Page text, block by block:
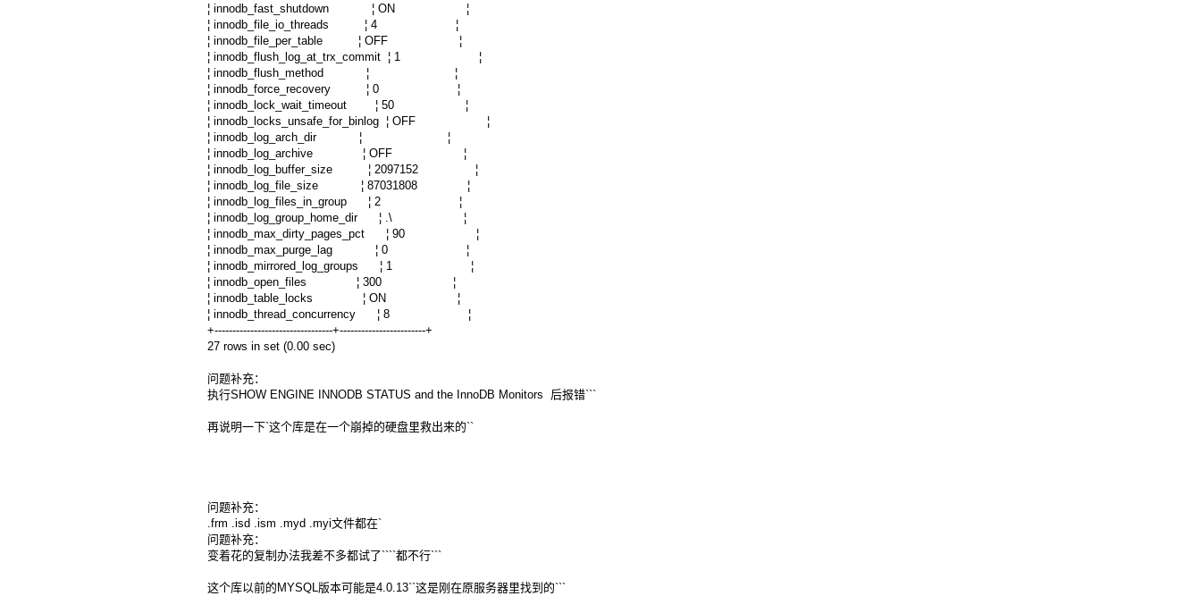
¦ innodb_fast_shutdown ¦ ON ¦
¦ innodb_file_io_threads ¦ 4 ¦
¦ innodb_file_per_table ¦ OFF ¦
¦ innodb_flush_log_at_trx_commit ¦ 1 ¦
¦ innodb_flush_method ¦ ¦
¦ innodb_force_recovery ¦ 0 ¦
¦ innodb_lock_wait_timeout ¦ 50 ¦
¦ innodb_locks_unsafe_for_binlog ¦ OFF ¦
¦ innodb_log_arch_dir ¦ ¦
¦ innodb_log_archive ¦ OFF ¦
¦ innodb_log_buffer_size ¦ 2097152 ¦
¦ innodb_log_file_size ¦ 87031808 ¦
¦ innodb_log_files_in_group ¦ 2 ¦
¦ innodb_log_group_home_dir ¦ .\ ¦
¦ innodb_max_dirty_pages_pct ¦ 90 ¦
¦ innodb_max_purge_lag ¦ 0 ¦
¦ innodb_mirrored_log_groups ¦ 1 ¦
¦ innodb_open_files ¦ 300 ¦
¦ innodb_table_locks ¦ ON ¦
¦ innodb_thread_concurrency ¦ 8 ¦
+---------------------------------+------------------------+
27 rows in set (0.00 sec)
问题补充：
执行SHOW ENGINE INNODB STATUS and the InnoDB Monitors 后报错```
再说明一下`这个库是在一个崩掉的硬盘里救出来的``
问题补充：
.frm .isd .ism .myd .myi文件都在`
问题补充：
变着花的复制办法我差不多都试了````都不行```
这个库以前的MYSQL版本可能是4.0.13``这是刚在原服务器里找到的```